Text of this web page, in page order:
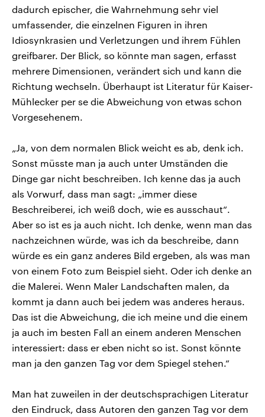
dadurch epischer, die Wahrnehmung sehr viel
umfassender, die einzelnen Figuren in ihren
Idiosynkrasien und Verletzungen und ihrem Fühlen
greifbarer. Der Blick, so könnte man sagen, erfasst
mehrere Dimensionen, verändert sich und kann die
Richtung wechseln. Überhaupt ist Literatur für Kaiser-
Mühlecker per se die Abweichung von etwas schon
Vorgesehenem.
„Ja, von dem normalen Blick weicht es ab, denk ich.
Sonst müsste man ja auch unter Umständen die
Dinge gar nicht beschreiben. Ich kenne das ja auch
als Vorwurf, dass man sagt: „immer diese
Beschreiberei, ich weiß doch, wie es ausschaut“.
Aber so ist es ja auch nicht. Ich denke, wenn man das
nachzeichnen würde, was ich da beschreibe, dann
würde es ein ganz anderes Bild ergeben, als was man
von einem Foto zum Beispiel sieht. Oder ich denke an
die Malerei. Wenn Maler Landschaften malen, da
kommt ja dann auch bei jedem was anderes heraus.
Das ist die Abweichung, die ich meine und die einem
ja auch im besten Fall an einem anderen Menschen
interessiert: dass er eben nicht so ist. Sonst könnte
man ja den ganzen Tag vor dem Spiegel stehen.“
Man hat zuweilen in der deutschsprachigen Literatur
den Eindruck, dass Autoren den ganzen Tag vor dem